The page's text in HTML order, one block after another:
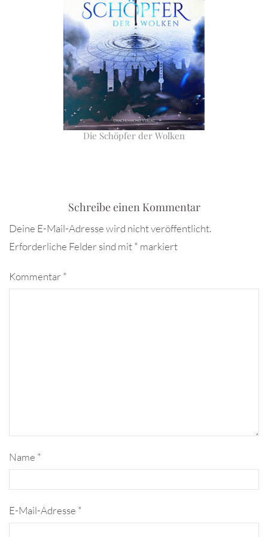
Die Schöpfer der Wolken
Schreibe einen Kommentar
Deine E-Mail-Adresse wird nicht veröffentlicht.
Erforderliche Felder sind mit* markiert
Kommentar *
Name *
E-Mail-Adresse *